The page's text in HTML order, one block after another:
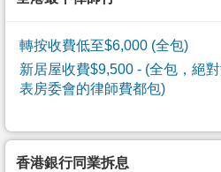
轉按收費低至$6,000 (全包)
新居屋收費$9,500 - (全包，絕
表房委會的律師費都包)
香港銀行同業拆息